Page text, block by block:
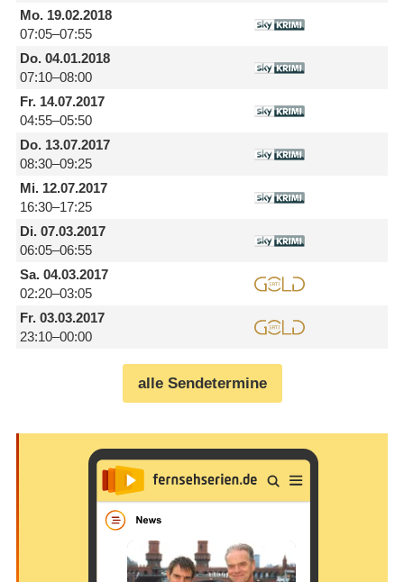
Mo.19.02.2018
07:05–07:55
Do.04.01.2018
07:10–08:00
Fr.14.07.2017
04:55–05:50
Do.13.07.2017
08:30–09:25
Mi.12.07.2017
16:30–17:25
Di.07.03.2017
06:05–06:55
Sa.04.03.2017
02:20–03:05
Fr.03.03.2017
23:10–00:00
alle Sendetermine